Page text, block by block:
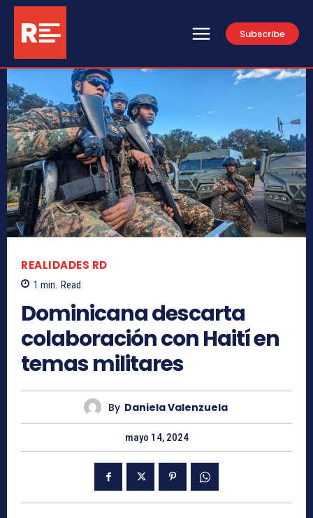
Subscribe
REALIDADES RD
1 min. Read
Dominicana descarta
colaboración con Haití en
temas militares
By Daniela Valenzuela
mayo 14, 2024